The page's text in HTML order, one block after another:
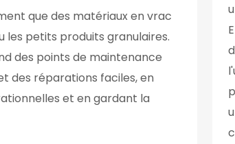
que des matériaux en vrac
les petits produits granulaires.
des points de maintenance
des réparations faciles, en
et en gardant la